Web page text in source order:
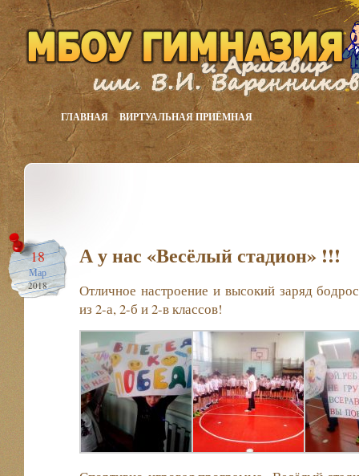
ГЛАВНАЯ ВИРТУАЛЬНАЯ ПРИЁМНАЯ
18
Мар
2018
А у нас «Весёлый стадион» !!!
Отличное настроение и высокий заряд
из 2-а, 2-б и 2-в классов!